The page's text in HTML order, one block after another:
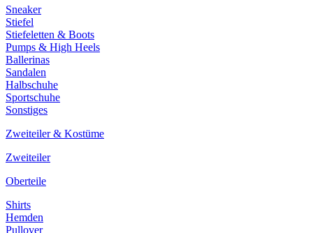
Sneaker
Stiefel
Stiefeletten & Boots
Pumps & High Heels
Ballerinas
Sandalen
Halbschuhe
Sportschuhe
Sonstiges
Zweiteiler & Kostüme
Zweiteiler
Oberteile
Shirts
Hemden
Pullover